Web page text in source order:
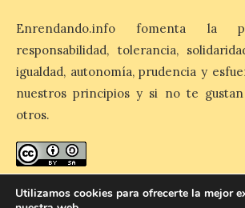
Cruz Roja concluye el
Gran Premio de La Bañeza
con 33 atenciones,
los dos accidentes
registrados durante el fin
de semana
10 Ago 2026
Enrendando.info fomenta la
responsabilidad, tolerancia,
igualdad, autonomía, prudencia y
nuestros principios y si no te
otros.
Utilizamos cookies para ofrecerte la mejor